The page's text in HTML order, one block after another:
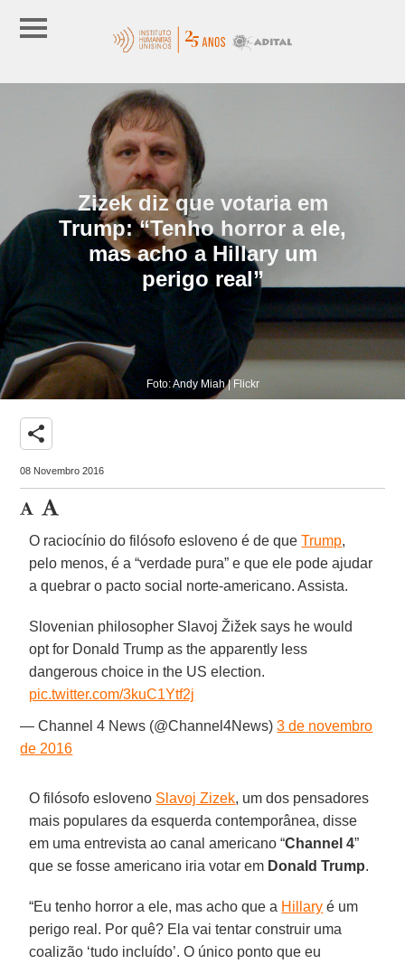
Zizek diz que votaria em
Trump: “Tenho horror a ele,
mas acho a Hillary um
perigo real”
Foto: Andy Miah | Flickr
share
08 Novembro 2016
O raciocínio do filósofo esloveno é de queTrump,
pelo menos, é a “verdade pura” e que ele pode ajudar
a quebrar o pacto social norte-americano. Assista.
Slovenian philosopher Slavoj Žižek​ says he would
opt for Donald Trump as the apparently less
dangerous choice in the US election.
pic.twitter.com/3kuC1Ytf2j
— Channel 4 News (@Channel4News)3 de novembro
de 2016
O filósofo esloveno Slavoj Zizek, um dos pensadores
mais populares da esquerda contemporânea, disse
em uma entrevista ao canal americano “Channel 4”
que se fosse americano iria votar em Donald Trump.
“Eu tenho horror a ele, mas acho que a Hillary é um
perigo real. Por quê? Ela vai tentar construir uma
coalizão ‘tudo incluído’. O único ponto que eu